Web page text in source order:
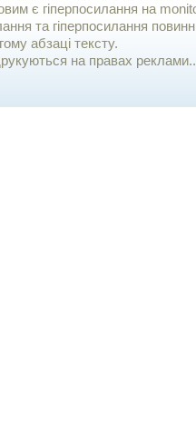
є гiперпосилання на
та гіперпосилання
абзаці тексту.
на правах реклами..